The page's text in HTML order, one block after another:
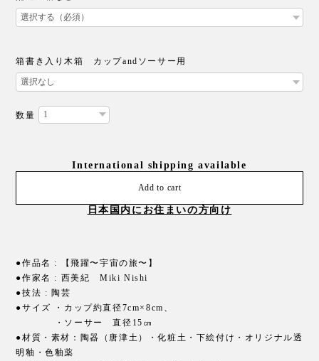
箱書き入り木箱 カップandソーサー用
数量
International shipping available
Add to cart
日本国内にお住まいの方向け
●作品名 : 【飛躍〜宇宙の旅〜】
●作家名 : 西美紀 Miki Nishi
●技法 : 陶芸
●サイズ ・カップ約直径7cm×8cm、
・ソーサー 直径15㎝
●材質・素材：陶器（唐津土）・化粧土・下絵付け・オリジナル透
明釉・色釉薬